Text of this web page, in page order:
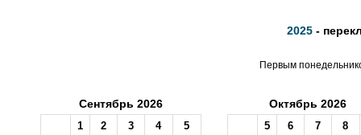
2025 -
Первым
Сентябрь 2026
1 2 3 4
5
Октябрь 2026
5 6 7
8